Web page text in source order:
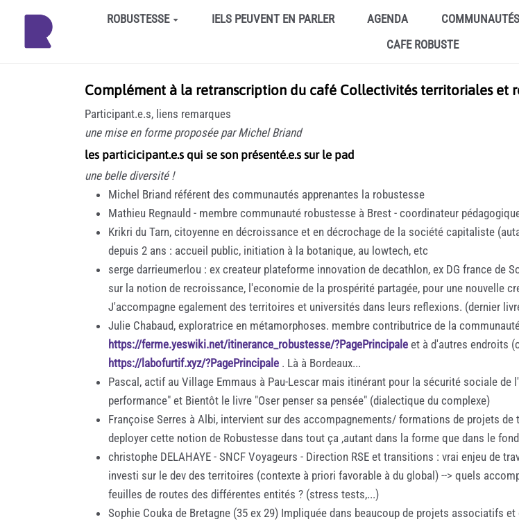
Aller au contenu principalROBUSTESSE IELS PEUVENT EN PARLER AGENDA
CAFE ROBUSTE
Complément à la retranscription du café Collectivités territoriales et
Participant.e.s, liens remarques
une mise en forme proposée par Michel Briand
les particicipant.e.s qui se son présenté.e.s sur le pad
une belle diversité !
Michel Briand référent des communautés apprenantes la robustesse
Mathieu Regnauld - membre communauté robustesse à Brest - coordinateur
Krikri du Tarn, citoyenne en décroissance et en décrochage de la société capitaliste
depuis 2 ans : accueil public, initiation à la botanique, au lowtech, etc
serge darrieumerlou : ex createur plateforme innovation de decathlon, ex DG france
sur la notion de recroissance, l'economie de la prospérité partagée, pour une nouvelle
J'accompagne egalement des territoires et universités dans leurs reflexions. (dernier
Julie Chabaud, exploratrice en métamorphoses. membre contributrice de la
https://ferme.yeswiki.net/itinerance_robustesse/?PagePrincipale et à d'autres endroits
https://labofurtif.xyz/?PagePrincipale . Là à Bordeaux...
Pascal, actif au Village Emmaus à Pau-Lescar mais itinérant pour la sécurité sociale
performance" et Bientôt le livre "Oser penser sa pensée" (dialectique du complexe)
Françoise Serres à Albi, intervient sur des accompagnements/ formations de projets
deployer cette notion de Robustesse dans tout ça ,autant dans la forme que dans le
christophe DELAHAYE - SNCF Voyageurs - Direction RSE et transitions : vrai enjeu de
investi sur le dev des territoires (contexte à priori favorable à du global) --> quels
feuilles de routes des différentes entités ? (stress tests,...)
Sophie Couka de Bretagne (35 ex 29) Impliquée dans beaucoup de projets associatifs et